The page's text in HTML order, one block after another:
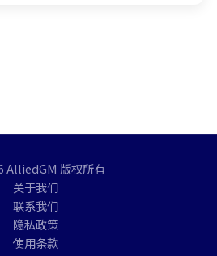
AlliedGM 版权所有
关于我们
联系我们
隐私政策
使用条款